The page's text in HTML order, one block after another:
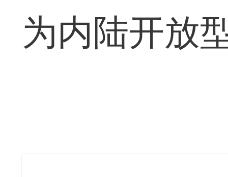
为内陆开放